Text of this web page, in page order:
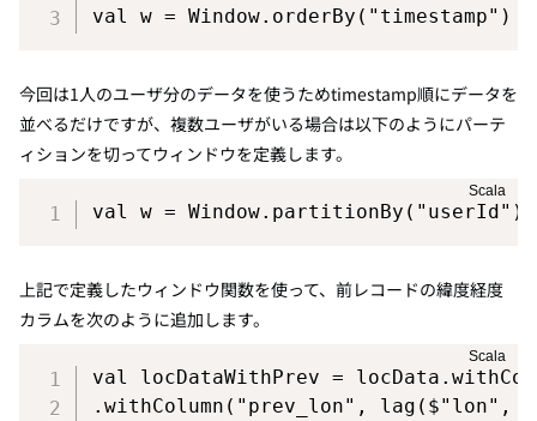
val
w = Window. orderBy ( "timestamp" )
今回は1人のユーザ分のデータを使うためtimestamp順にデータを
並べるだけですが、複数ユーザがいる場合は以下のようにパーテ
ィションを切ってウィンドウを定義します。
val w = Window. partitionBy ( "userId" )
上記で定義したウィンドウ関数を使って、前レコードの緯度経度
カラムを次のように追加します。
val locDataWithPrev = locData .
. withColumn ( "prev_lon" , lag ( $"lon" ,